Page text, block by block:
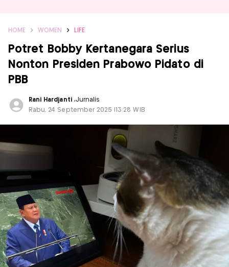
HOME WOMEN LIFE
Potret Bobby Kertanegara Serius
Nonton Presiden Prabowo Pidato di
PBB
Rani Hardjanti ,Jurnalis
Rabu, 24 September 2025 |13:28 WIB